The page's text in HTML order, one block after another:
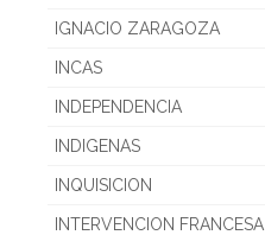
IGNACIO ZARAGOZA
INCAS
INDEPENDENCIA
INDIGENAS
INQUISICION
INTERVENCION FRANCESA